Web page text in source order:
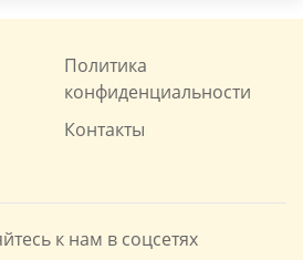
Политика
конфиденциальности
Контакты
к нам в соцсетях